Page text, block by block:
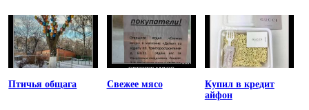
Птичья общага Свежее мясо
Купил в кредит
айфон